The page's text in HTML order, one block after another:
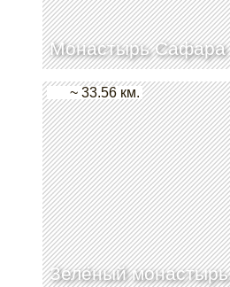
Монастырь Сафара
Зелёный монастырь
~ 33.56 км.